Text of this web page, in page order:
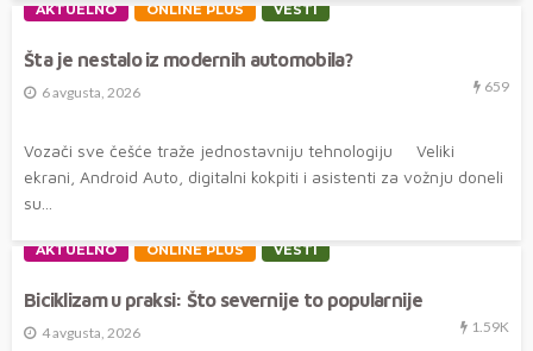
AKTUELNO ONLINE PLUS VESTI
Šta je nestalo iz modernih automobila?
6 avgusta, 2026 659
Vozači sve češće traže jednostavniju tehnologiju Veliki
ekrani, Android Auto, digitalni kokpiti i asistenti za vožnju doneli
su...
AKTUELNO ONLINE PLUS VESTI
Biciklizam u praksi: Što severnije to popularnije
4 avgusta, 2026 1.59K